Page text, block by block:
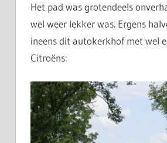
Het pad was grotendeels
wel weer lekker was. Ergens
ineens dit autokerkhof met wel
Citroëns: